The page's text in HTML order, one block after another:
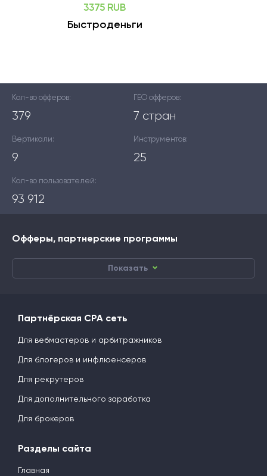
3375 RUB
Быстроденьги
Кол-во офферов:
379
ГЕО офферов:
7 стран
Вертикали:
9
Инструментов:
25
Кол-во пользователей:
93 912
Офферы, партнерские программы
Показать
Партнёрская CPA сеть
Для вебмастеров и арбитражников
Для блогеров и инфлюенсеров
Для рекрутеров
Для дополнительного заработка
Для брокеров
Разделы сайта
Главная